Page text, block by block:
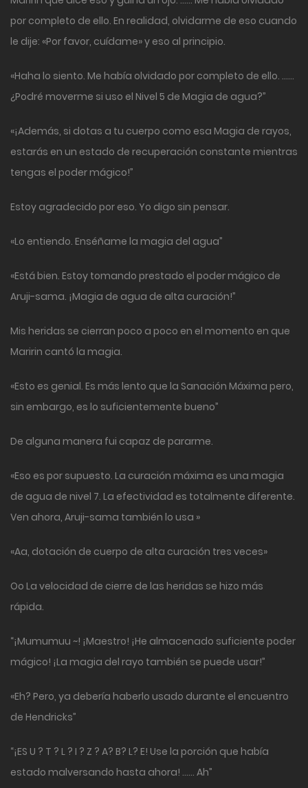
por completo de ello. En realidad, olvidarme de eso cuando
le dije: «Por favor, cuídame» y eso al principio.
«Haha lo siento. Me había olvidado por completo de ello. ……
¿Podré moverme si uso el Nivel 5 de Magia de agua?”
«¡Además, si dotas a tu cuerpo como esa Magia de rayos,
estarás en un estado de recuperación constante mientras
tengas el poder mágico!”
Estoy agradecido por eso. Yo digo sin pensar.
«Lo entiendo. Enséñame la magia del agua”
«Está bien. Estoy tomando prestado el poder mágico de
Aruji-sama. ¡Magia de agua de alta curación!”
Mis heridas se cierran poco a poco en el momento en que
Maririn cantó la magia.
«Esto es genial. Es más lento que la Sanación Máxima pero,
sin embargo, es lo suficientemente bueno”
De alguna manera fui capaz de pararme.
«Eso es por supuesto. La curación máxima es una magia
de agua de nivel 7. La efectividad es totalmente diferente.
Ven ahora, Aruji-sama también lo usa »
«Aa, dotación de cuerpo de alta curación tres veces»
Oo La velocidad de cierre de las heridas se hizo más
rápida.
“¡Mumumuu ~! ¡Maestro! ¡He almacenado suficiente poder
mágico! ¡La magia del rayo también se puede usar!”
«Eh? Pero, ya debería haberlo usado durante el encuentro
de Hendricks”
“¡ES U ? T ? L ? I ? Z ? A? B? L? E! Use la porción que había
estado malversando hasta ahora! …… Ah”